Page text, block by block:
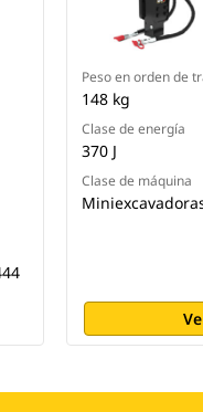
Peso en orden de
148 kg
Clase de energía
370 J
Clase de máquina